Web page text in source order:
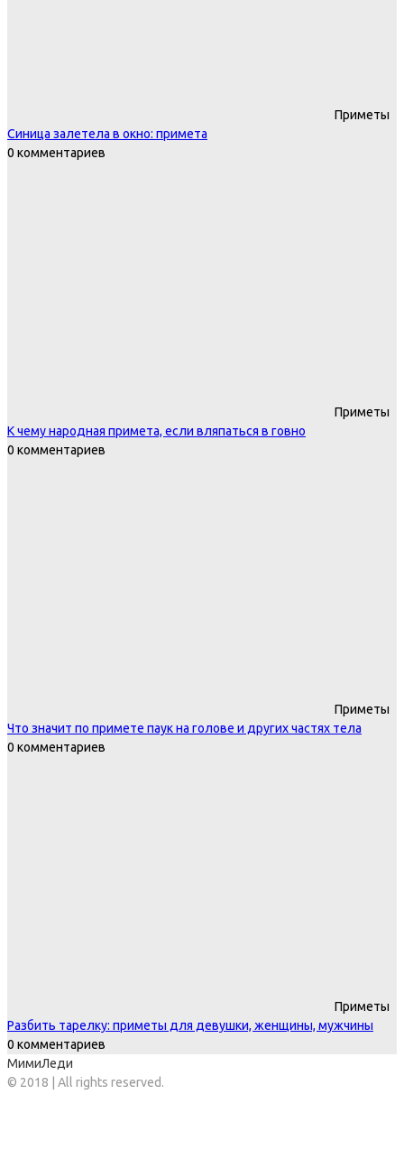
Приметы
Синица залетела в окно: примета
0 комментариев
Приметы
К чему народная примета, если вляпаться в говно
0 комментариев
Приметы
Что значит по примете паук на голове и других частях тела
0 комментариев
Приметы
Разбить тарелку: приметы для девушки, женщины, мужчины
0 комментариев
МимиЛеди
© 2018 | All rights reserved.